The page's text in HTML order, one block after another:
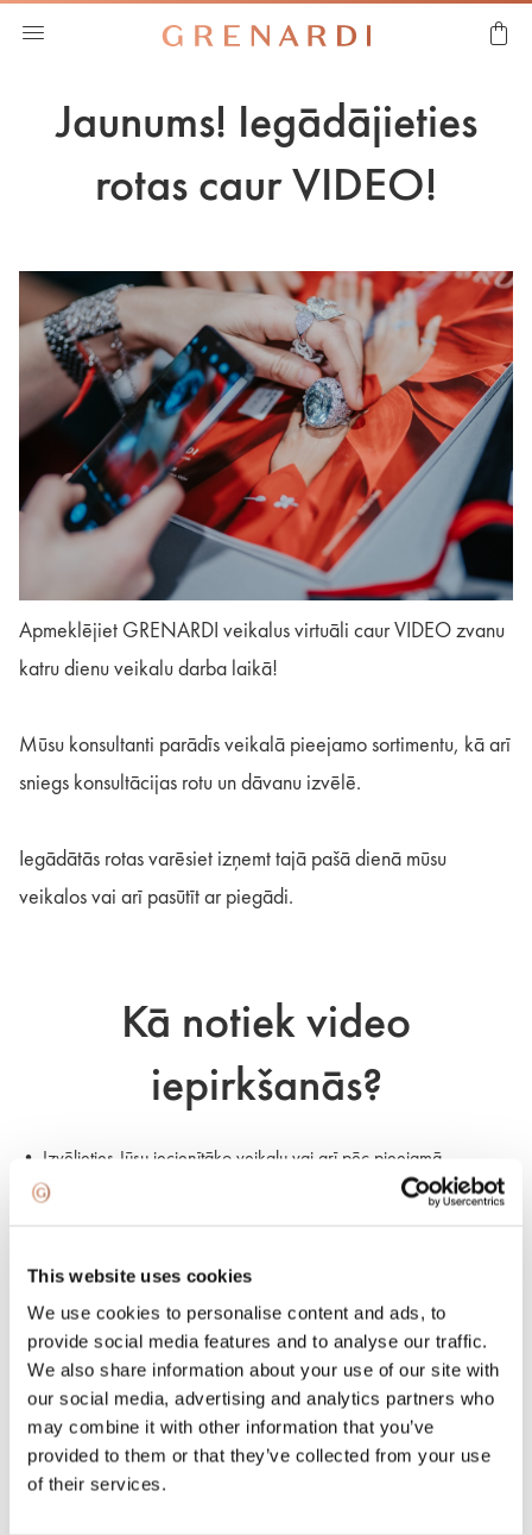
This website uses cookies
We use cookies to personalise content and ads, to
provide social media features and to analyse our traffic.
We also share information about your use of our site with
our social media, advertising and analytics partners who
may combine it with other information that you’ve
provided to them or that they’ve collected from your use
of their services.
Jaunums! Iegādājieties
rotas caur VIDEO!
Apmeklējiet GRENARDI veikalus virtuāli caur VIDEO zvanu
katru dienu veikalu darba laikā!
Mūsu konsultanti parādīs veikalā pieejamo sortimentu, kā arī
sniegs konsultācijas rotu un dāvanu izvēlē.
Iegādātās rotas varēsiet izņemt tajā pašā dienā mūsu
veikalos vai arī pasūtīt ar piegādi.
Kā notiek video
iepirkšanās?
• Izvēlieties Jūsu iecienītāko veikalu vai arī pēc pieejamā
sortimenta (apskatāms grenardi.lv sadaļā “Veikali”)
• Veiciet saraksti vai video zvanu caur WhatsApp
lemsiet iegādāties rotu, pirkums būs jāveic grenardi.lv
Veikalu WhatsApp
kontakti un darba laiki: